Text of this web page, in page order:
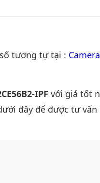
tương tự tại :
IPF với giá tốt
đây để được tư vấn